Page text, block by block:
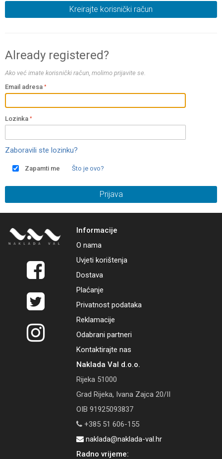
Kreirajte korisnički račun
Already registered?
Ako već imate korisnički račun, molimo prijavite se.
Email adresa
Lozinka
Zaboravili ste lozinku?
Zapamti me Što je ovo?
Prijava
Informacije
O nama
Uvjeti korištenja
Dostava
Plaćanje
Privatnost podataka
Reklamacije
Odabrani partneri
Kontaktirajte nas
Naklada Val d.o.o.
Rijeka 51000
Grad Rijeka, Ivana Zajca 20/II
OIB 91925093837
+385 51 606-155
naklada@naklada-val.hr
Radno vrijeme: